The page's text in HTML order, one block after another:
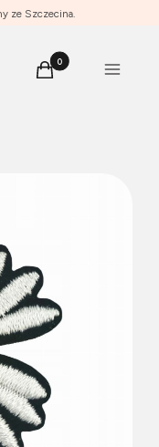
ze Szczecina.
się Produkty w koszyku:
Koszyk Menu